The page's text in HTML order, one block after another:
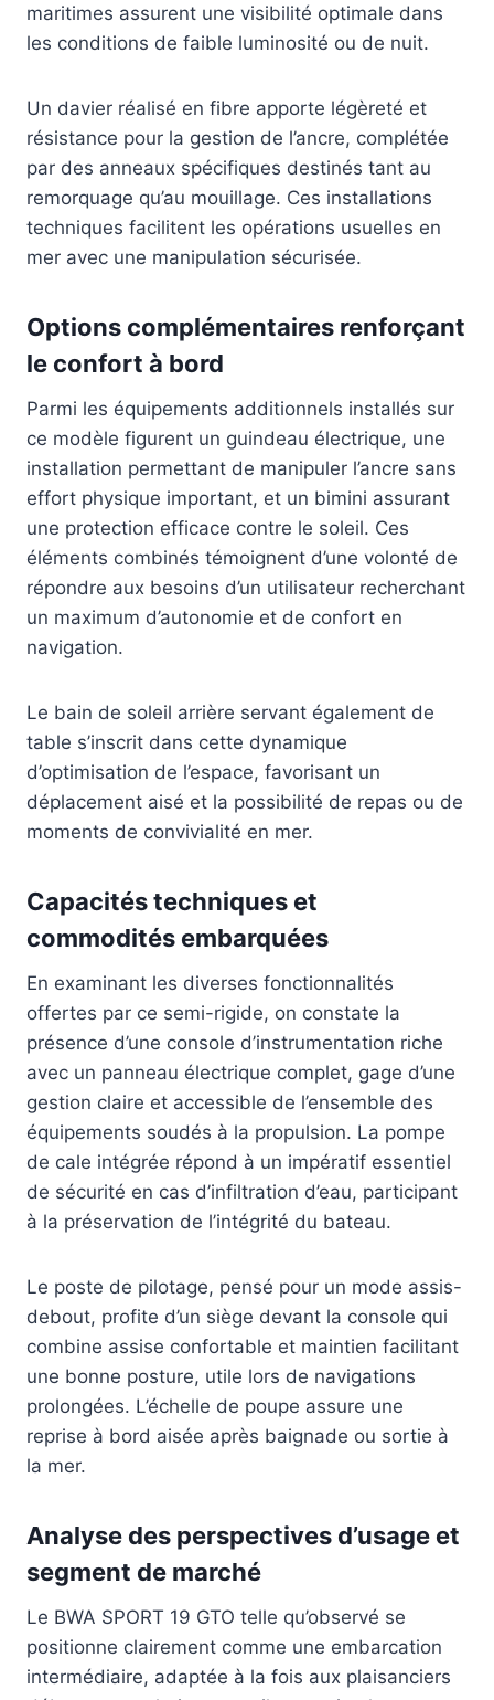
maritimes assurent une visibilité optimale dans
les conditions de faible luminosité ou de nuit.
Un davier réalisé en fibre apporte légèreté et
résistance pour la gestion de l’ancre, complétée
par des anneaux spécifiques destinés tant au
remorquage qu’au mouillage. Ces installations
techniques facilitent les opérations usuelles en
mer avec une manipulation sécurisée.
Options complémentaires renforçant
le confort à bord
Parmi les équipements additionnels installés sur
ce modèle figurent un guindeau électrique, une
installation permettant de manipuler l’ancre sans
effort physique important, et un bimini assurant
une protection efficace contre le soleil. Ces
éléments combinés témoignent d’une volonté de
répondre aux besoins d’un utilisateur recherchant
un maximum d’autonomie et de confort en
navigation.
Le bain de soleil arrière servant également de
table s’inscrit dans cette dynamique
d’optimisation de l’espace, favorisant un
déplacement aisé et la possibilité de repas ou de
moments de convivialité en mer.
Capacités techniques et
commodités embarquées
En examinant les diverses fonctionnalités
offertes par ce semi-rigide, on constate la
présence d’une console d’instrumentation riche
avec un panneau électrique complet, gage d’une
gestion claire et accessible de l’ensemble des
équipements soudés à la propulsion. La pompe
de cale intégrée répond à un impératif essentiel
de sécurité en cas d’infiltration d’eau, participant
à la préservation de l’intégrité du bateau.
Le poste de pilotage, pensé pour un mode assis-
debout, profite d’un siège devant la console qui
combine assise confortable et maintien facilitant
une bonne posture, utile lors de navigations
prolongées. L’échelle de poupe assure une
reprise à bord aisée après baignade ou sortie à
la mer.
Analyse des perspectives d’usage et
segment de marché
Le BWA SPORT 19 GTO telle qu’observé se
positionne clairement comme une embarcation
intermédiaire, adaptée à la fois aux plaisanciers